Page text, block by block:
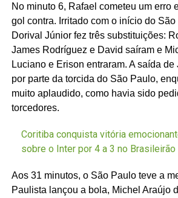
No minuto 6, Rafael cometeu um erro
gol contra. Irritado com o início do
Dorival Júnior fez três substituições:
James Rodríguez e David saíram e
Luciano e Erison entraram. A saída
por parte da torcida do São Paulo,
muito aplaudido, como havia sido
torcedores.
Coritiba conquista vitória
sobre o Inter por 4 a 3 no Brasileirão
Aos 31 minutos, o São Paulo teve a
Paulista lançou a bola, Michel Araújo